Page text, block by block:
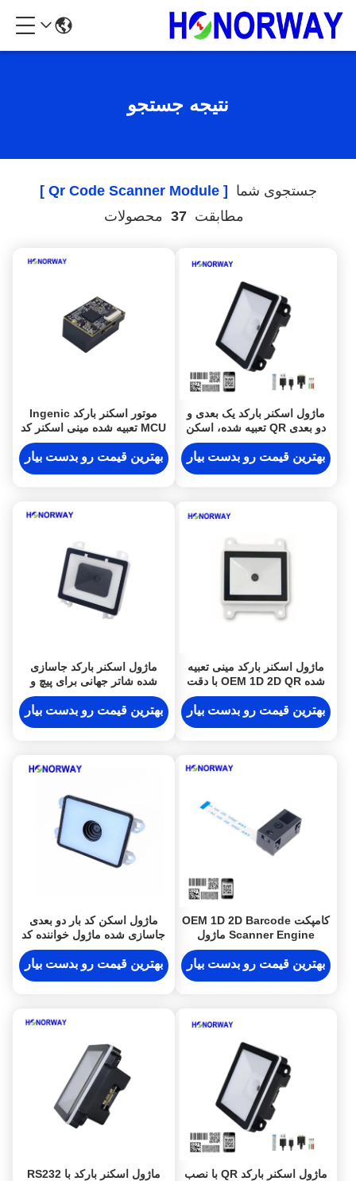
نتیجه جستجو
جستجوی شما [ Qr Code Scanner Module ]
مطابقت 37 محصولات
ماژول اسکنر بارکد یک بعدی و
دو بعدی QR تعبیه شده، اسکن
خودکار قابل برنامه ریزی برای
دستگاه های IOT
بهترین قیمت رو بدست بیار
موتور اسکنر بارکد Ingenic
MCU تعبیه شده مینی اسکنر کد
QR 1D 2D
بهترین قیمت رو بدست بیار
ماژول اسکنر بارکد مینی تعبیه
شده OEM 1D 2D QR با دقت
بالا برای صنعت PLC
بهترین قیمت رو بدست بیار
ماژول اسکنر بارکد جاسازی
شده شاتر جهانی برای پیچ و
کنترل دسترسی
بهترین قیمت رو بدست بیار
کامپکت OEM 1D 2D Barcode
Scanner Engine ماژول
خواننده کد QR 0.3MP پیکسل
بهترین قیمت رو بدست بیار
ماژول اسکن کد بار دو بعدی
جاسازی شده ماژول خواننده کد
QR برای دستگاه IOT
بهترین قیمت رو بدست بیار
ماژول اسکنر بارکد QR با نصب
ماژول اسکنر بارکد با RS232